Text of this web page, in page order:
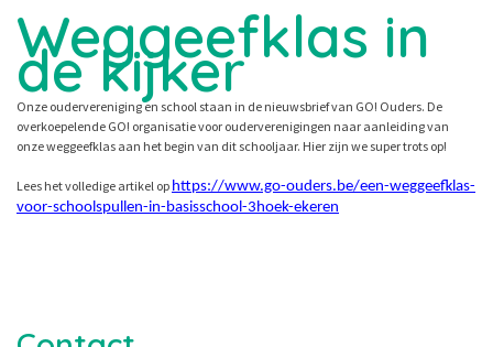
Weggeefklas in
de kijker
Onze oudervereniging en school staan in de nieuwsbrief van GO! Ouders. De
overkoepelende GO! organisatie voor ouderverenigingen naar aanleiding van
onze weggeefklas aan het begin van dit schooljaar. Hier zijn we super trots op!
Lees het volledige artikel op https://www.go-ouders.be/een-weggeefklas-
voor-schoolspullen-in-basisschool-3hoek-ekeren